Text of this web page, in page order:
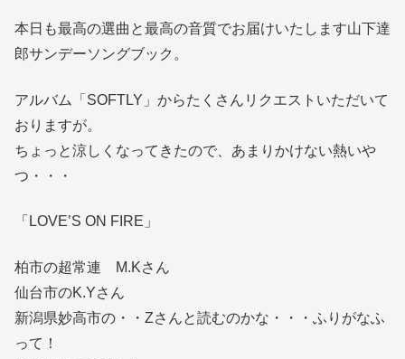
本日も最高の選曲と最高の音質でお届けいたします山下達
郎サンデーソングブック。
アルバム「SOFTLY」からたくさんリクエストいただいて
おりますが。
ちょっと涼しくなってきたので、あまりかけない熱いや
つ・・・
「LOVE’S ON FIRE」
柏市の超常連 M.Kさん
仙台市のK.Yさん
新潟県妙高市の・・Zさんと読むのかな・・・ふりがなふ
って！